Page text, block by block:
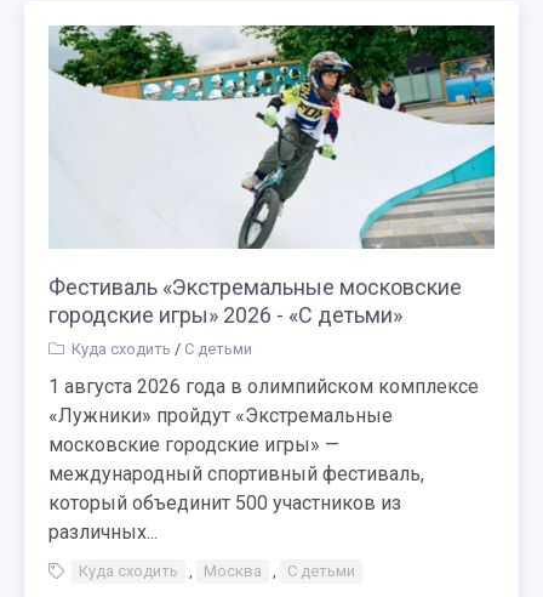
Фестиваль «Экстремальные московские
городские игры» 2026 - «С детьми»
Куда сходить / С детьми
1 августа 2026 года в олимпийском комплексе
«Лужники» пройдут «Экстремальные
московские городские игры» —
международный спортивный фестиваль,
который объединит 500 участников из
различных...
Куда сходить , Москва , С детьми